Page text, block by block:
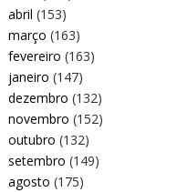
abril (153)
março (163)
fevereiro (163)
janeiro (147)
dezembro (132)
novembro (152)
outubro (132)
setembro (149)
agosto (175)